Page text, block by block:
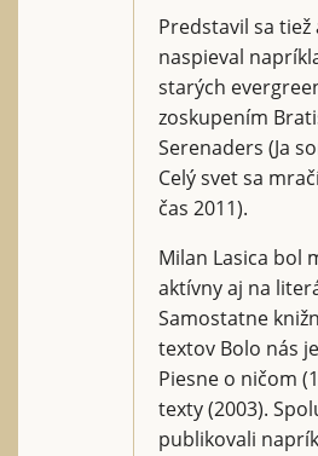
Predstavil sa tiež
naspieval
starých
zoskupením
Serenaders (Ja
Celý svet sa
čas 2011).
Milan Lasica bol
aktívny aj na
Samostatne
textov Bolo nás
Piesne o ničom
texty (2003).
publikovali